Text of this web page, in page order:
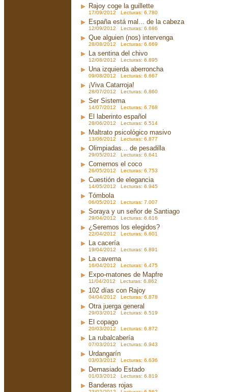
Rajoy coge la guillette
17/09/2012 Lecturas: 6.780
España está mal... de la cabeza
12/09/2012 Lecturas: 6.686
Que alguien (nos) intervenga
28/08/2012 Lecturas: 6.669
La sentina del chivo
12/08/2012 Lecturas: 6.895
Una izquierda aberroncha
09/08/2012 Lecturas: 6.667
¡Viva Catarroja!
28/07/2012 Lecturas: 6.860
Ser Sistema
14/07/2012 Lecturas: 6.768
El laberinto español
28/06/2012 Lecturas: 6.514
Maltrato psicológico masivo
13/06/2012 Lecturas: 6.877
Olimpiadas... de pesadilla
29/05/2012 Lecturas: 6.641
Comernos el coco
26/05/2012 Lecturas: 6.753
Cuestión de elegancia
14/05/2012 Lecturas: 6.945
Tómbola
06/05/2012 Lecturas: 7.007
Soraya y un señor de Santiago
29/04/2012 Lecturas: 6.616
¿Seremos los elegidos?
22/04/2012 Lecturas: 6.601
La cacería
19/04/2012 Lecturas: 6.891
La caverna
16/04/2012 Lecturas: 6.475
Expo-matones de Mapfre
11/04/2012 Lecturas: 6.862
102 días con Rajoy
04/04/2012 Lecturas: 6.878
Otra juerga general
29/03/2012 Lecturas: 6.519
El copago
20/03/2012 Lecturas: 6.872
La rubalcabería
07/03/2012 Lecturas: 6.943
Urdangarín
03/03/2012 Lecturas: 6.636
Demasiado Estado
01/03/2012 Lecturas: 6.819
Banderas rojas